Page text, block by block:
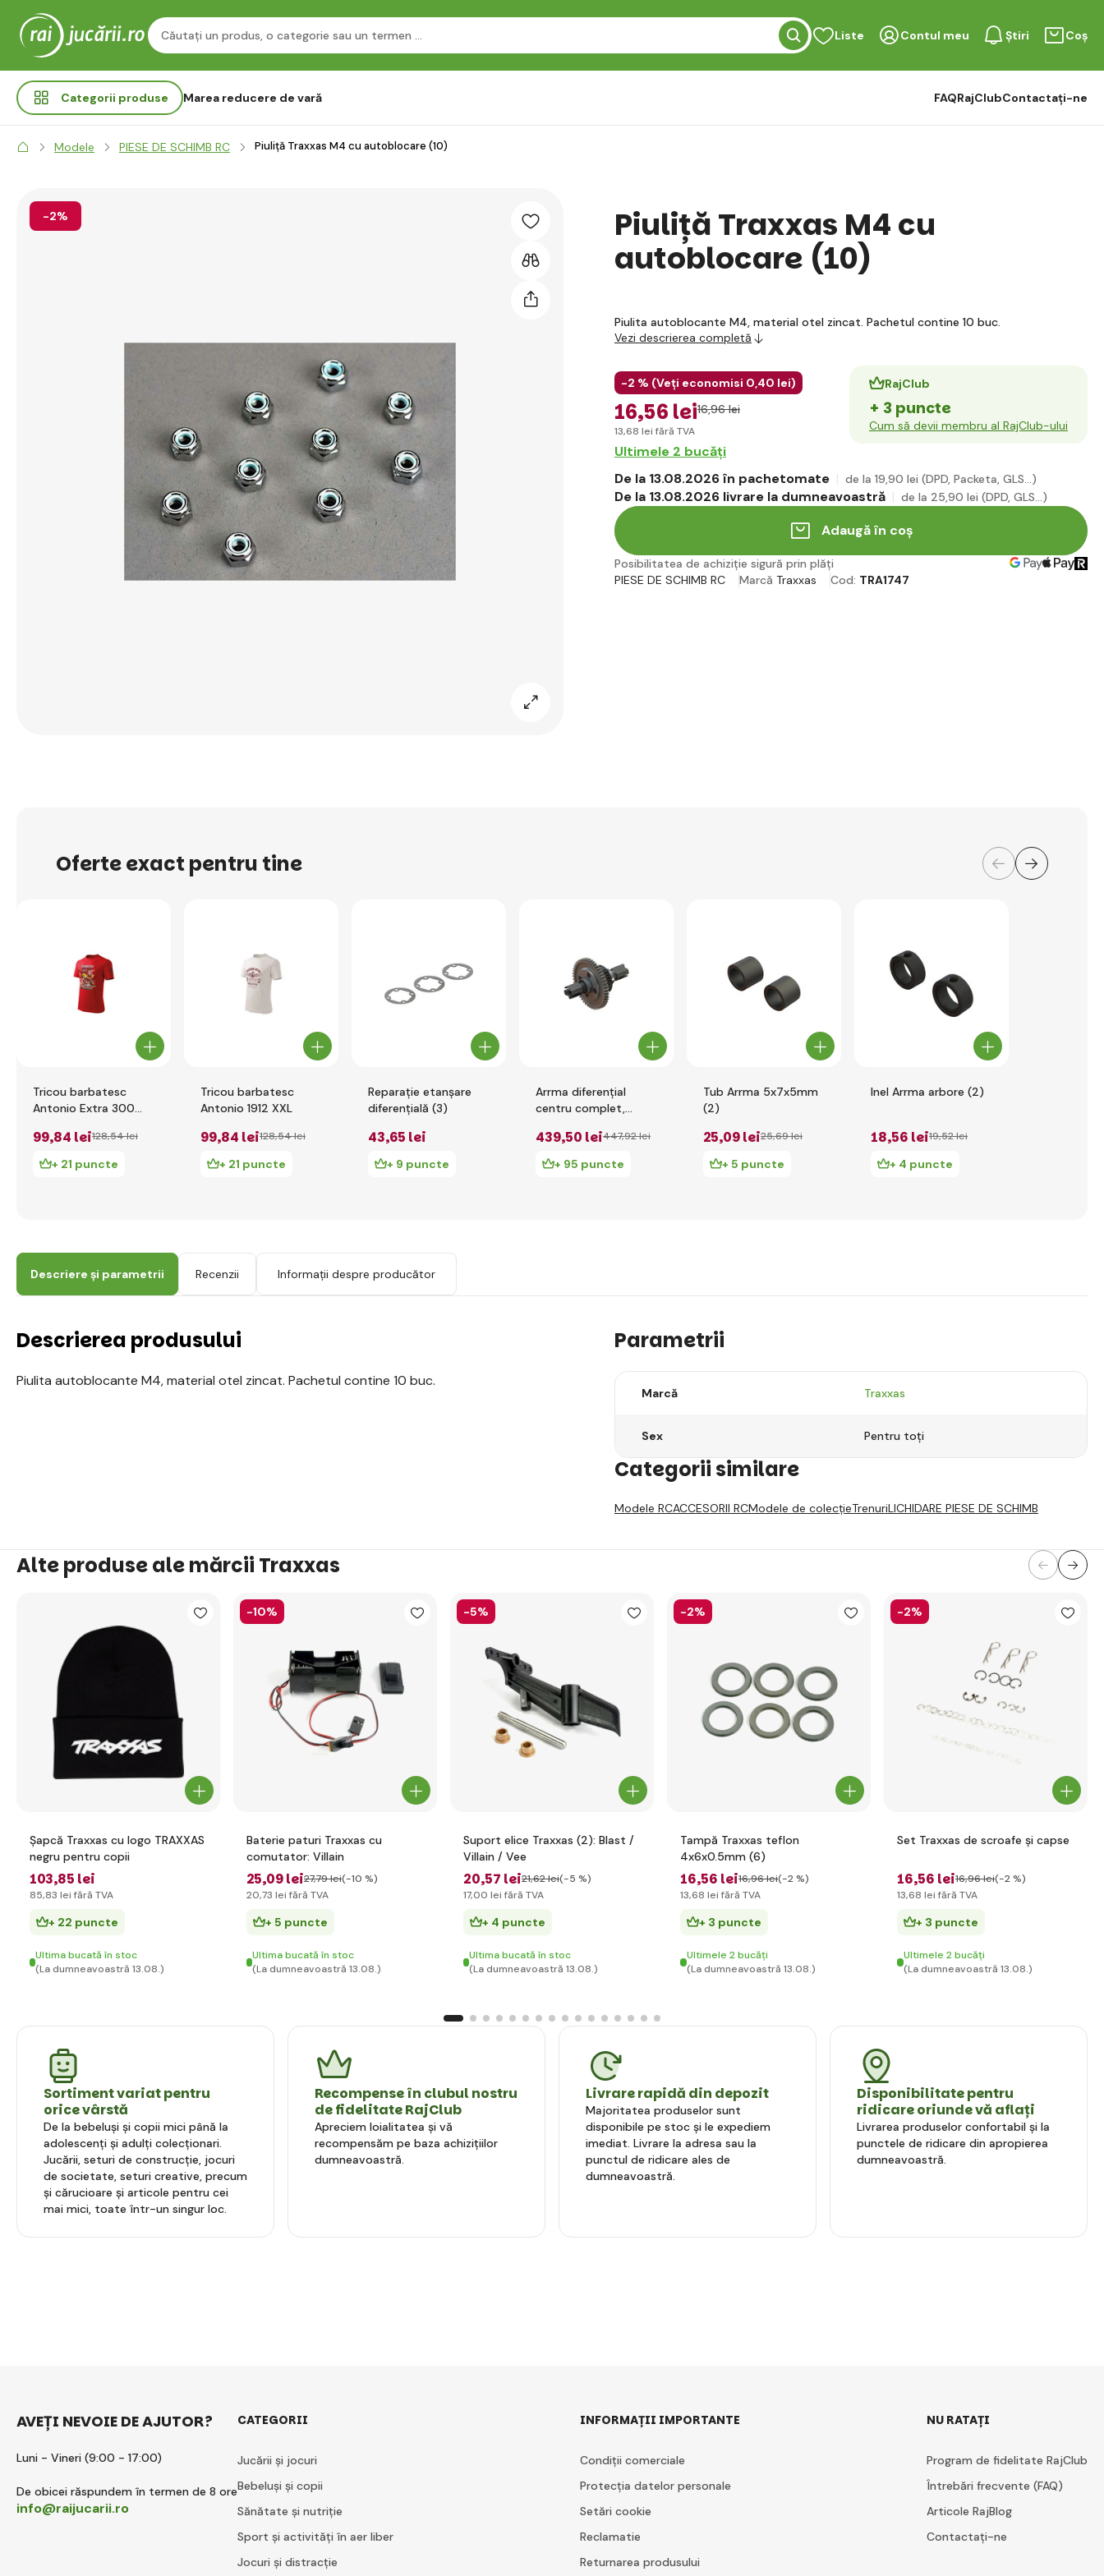
Liste Contul meu Știri Coș
Categorii produse Marea reducere de vară FAQRajClubContactați-ne
Modele PIESE DE SCHIMB RC Piuliță Traxxas M4 cu autoblocare (10)
-2%
Piuliță Traxxas M4 cu
autoblocare (10)
Piulita autoblocante M4, material otel zincat. Pachetul contine 10 buc.
Vezi descrierea completă
-2 % (Veți economisi 0,40 lei)
16,56 lei16,96 lei
13,68 lei fără TVA
RajClub
+ 3 puncte
Cum să devii membru al RajClub-ului
Ultimele 2 bucăți
De la 13.08.2026 în pachetomate
de la 19,90 lei (DPD, Packeta, GLS...)
De la 13.08.2026 livrare la dumneavoastră de la 25,90 lei (DPD, GLS...)
Adaugă în coș
Posibilitatea de achiziție sigură prin plăți
PIESE DE SCHIMB RC
Marcă Traxxas Cod: TRA1747
Oferte exact pentru tine
Tricou barbatesc
Antonio Extra 300
99,84 lei128,54 lei
+ 21 puncte
Tricou barbatesc
Antonio 1912 XXL
99,84 lei128,54 lei
+ 21 puncte
Reparație etanșare
diferențială (3)
43,65 lei
+ 9 puncte
Arrma diferenţial
centru complet,
100k
439,50 lei447,92 lei
+ 95 puncte
Tub Arrma 5x7x5mm
(2)
25,09 lei25,69 lei
+ 5 puncte
Inel Arrma arbore (2)
18,56 lei19,52 lei
+ 4 puncte
Descriere și parametrii Recenzii Informații despre producător
Descrierea produsului
Piulita autoblocante M4, material otel zincat. Pachetul contine 10 buc.
Parametrii
Marcă Traxxas
Sex Pentru toți
Categorii similare
Modele RCACCESORII RCModele de colecțieTrenuriLICHIDARE PIESE DE SCHIMB
Alte produse ale mărcii Traxxas
Șapcă Traxxas cu logo TRAXXAS
negru pentru copii
103,85 lei
85,83 lei fără TVA
+ 22 puncte
Ultima bucată în stoc
(La dumneavoastră 13.08.)
-10%
Baterie paturi Traxxas cu
comutator: Villain
25,09 lei27,79 lei(-10 %)
20,73 lei fără TVA
+ 5 puncte
Ultima bucată în stoc
(La dumneavoastră 13.08.)
-5%
Suport elice Traxxas (2): Blast /
Villain / Vee
20,57 lei21,62 lei(-5 %)
17,00 lei fără TVA
+ 4 puncte
Ultima bucată în stoc
(La dumneavoastră 13.08.)
-2%
Tampă Traxxas teflon
4x6x0.5mm (6)
16,56 lei16,96 lei(-2 %)
13,68 lei fără TVA
+ 3 puncte
Ultimele 2 bucăți
(La dumneavoastră 13.08.)
-2%
Set Traxxas de scroafe și capse
16,56 lei16,96 lei(-2 %)
13,68 lei fără TVA
+ 3 puncte
Ultimele 2 bucăți
(La dumneavoastră 13.08.)
Sortiment variat pentru
orice vârstă
De la bebeluși și copii mici până la
adolescenți și adulți colecționari.
Jucării, seturi de construcție, jocuri
de societate, seturi creative, precum
și cărucioare și articole pentru cei
mai mici, toate într-un singur loc.
Recompense în clubul nostru
de fidelitate RajClub
Apreciem loialitatea și vă
recompensăm pe baza achizițiilor
dumneavoastră.
Livrare rapidă din depozit
Majoritatea produselor sunt
disponibile pe stoc și le expediem
imediat. Livrare la adresa sau la
punctul de ridicare ales de
dumneavoastră.
Disponibilitate pentru
ridicare oriunde vă aflați
Livrarea produselor confortabil și la
punctele de ridicare din apropierea
dumneavoastră.
AVEȚI NEVOIE DE AJUTOR?
Luni - Vineri (9:00 - 17:00)
De obicei răspundem în termen de 8 ore
info@raijucarii.ro
CATEGORII
Jucării și jocuri
Bebeluși și copii
Sănătate și nutriție
Sport și activități în aer liber
Jocuri și distracție
INFORMAȚII IMPORTANTE
Condiții comerciale
Protecția datelor personale
Setări cookie
Reclamatie
Returnarea produsului
NU RATAȚI
Program de fidelitate RajClub
Întrebări frecvente (FAQ)
Articole RajBlog
Contactați-ne